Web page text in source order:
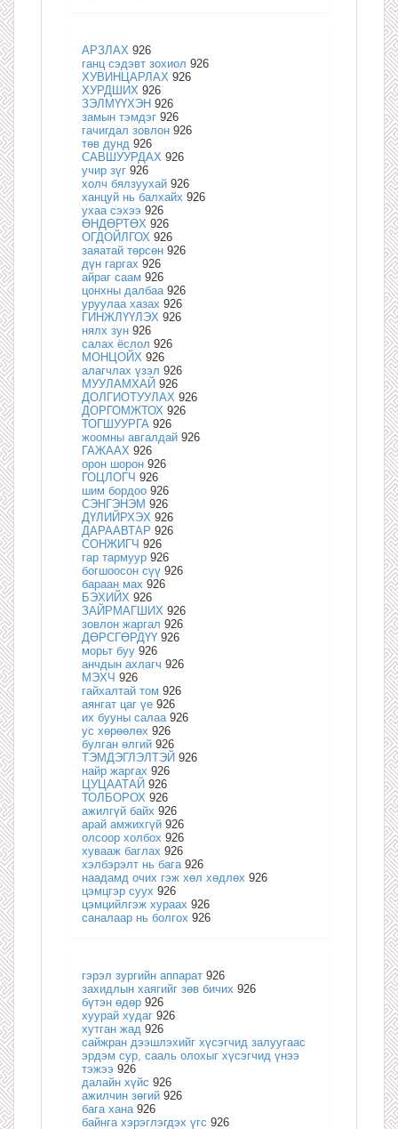
АРЗЛАХ 926
ганц сэдэвт зохиол 926
ХУВИНЦАРЛАХ 926
ХУРДШИХ 926
ЗЭЛМҮҮХЭН 926
замын тэмдэг 926
гачигдал зовлон 926
төв дунд 926
САВШУУРДАХ 926
учир зүг 926
холч бялзуухай 926
ханцуй нь балхайх 926
ухаа сэхээ 926
ӨНДӨРТӨХ 926
ОГДОЙЛГОХ 926
заяатай төрсөн 926
дүн гаргах 926
айраг саам 926
цонхны далбаа 926
уруулаа хазах 926
ГИНЖЛҮҮЛЭХ 926
нялх зун 926
салах ёслол 926
МОНЦОЙХ 926
алагчлах үзэл 926
МУУЛАМХАЙ 926
ДОЛГИОТУУЛАХ 926
ДОРГОМЖТОХ 926
ТОГШУУРГА 926
жоомны авгалдай 926
ГАЖААХ 926
орон шорон 926
ГОЦЛОГЧ 926
шим бордоо 926
СЭНГЭНЭМ 926
ДҮЛИЙРХЭХ 926
ДАРААВТАР 926
СОНЖИГЧ 926
гар тармуур 926
богшоосон сүү 926
бараан мах 926
БЭХИЙХ 926
ЗАЙРМАГШИХ 926
зовлон жаргал 926
ДӨРСГӨРДҮҮ 926
морьт буу 926
анчдын ахлагч 926
МЭХЧ 926
гайхалтай том 926
аянгат цаг үе 926
их бууны салаа 926
ус хөрөөлөх 926
булган өлгий 926
ТЭМДЭГЛЭЛТЭЙ 926
найр жаргах 926
ЦУЦААТАЙ 926
ТОЛБОРОХ 926
ажилгүй байх 926
арай амжихгүй 926
олсоор холбох 926
хувааж баглах 926
хэлбэрэлт нь бага 926
наадамд очих гэж хөл хөдлөх 926
цэмцгэр суух 926
цэмцийлгэж хураах 926
саналаар нь болгох 926
гэрэл зургийн аппарат 926
захидлын хаягийг зөв бичих 926
бүтэн өдөр 926
хуурай худаг 926
хутган жад 926
сайжран дээшлэхийг хүсэгчид залуугаас
эрдэм сур, сааль олохыг хүсэгчид үнээ
тэжээ 926
далайн хүйс 926
ажилчин зөгий 926
бага хана 926
байнга хэрэглэгдэх үгс 926